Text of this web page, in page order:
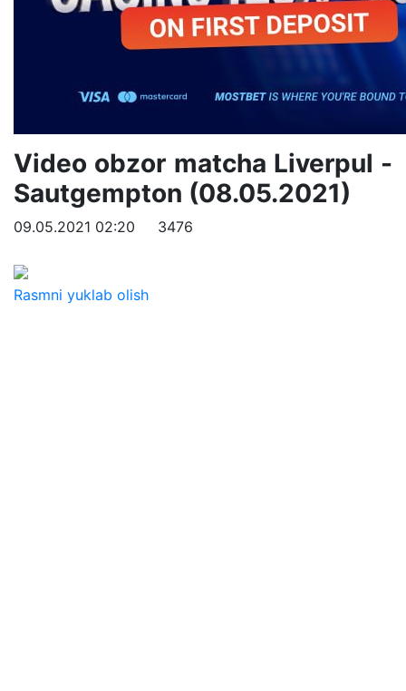
Video obzor matcha Liverpul -
Sautgempton (08.05.2021)
09.05.2021 02:20 3476
Rasmni yuklab olish